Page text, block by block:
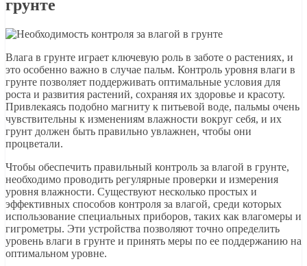
грунте
Влага в грунте играет ключевую роль в заботе о растениях, и
это особенно важно в случае пальм. Контроль уровня влаги в
грунте позволяет поддерживать оптимальные условия для
роста и развития растений, сохраняя их здоровье и красоту.
Привлекаясь подобно магниту к питьевой воде, пальмы очень
чувствительны к изменениям влажности вокруг себя, и их
грунт должен быть правильно увлажнен, чтобы они
процветали.
Чтобы обеспечить правильный контроль за влагой в грунте,
необходимо проводить регулярные проверки и измерения
уровня влажности. Существуют несколько простых и
эффективных способов контроля за влагой, среди которых
использование специальных приборов, таких как влагомеры и
гигрометры. Эти устройства позволяют точно определить
уровень влаги в грунте и принять меры по ее поддержанию на
оптимальном уровне.